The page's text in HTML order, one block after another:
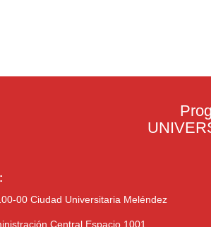
00 Ciudad Universitaria Meléndez
Central Espacio 1001